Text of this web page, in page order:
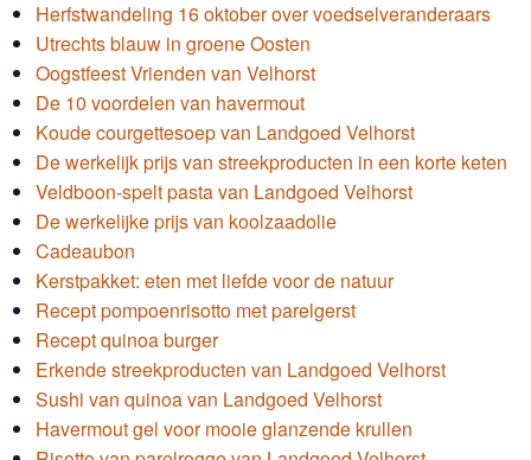
Herfstwandeling 16 oktober over voedselveranderaars
Utrechts blauw in groene Oosten
Oogstfeest Vrienden van Velhorst
De 10 voordelen van havermout
Koude courgettesoep van Landgoed Velhorst
De werkelijk prijs van streekproducten in een korte keten
Veldboon-spelt pasta van Landgoed Velhorst
De werkelijke prijs van koolzaadolie
Cadeaubon
Kerstpakket: eten met liefde voor de natuur
Recept pompoenrisotto met parelgerst
Recept quinoa burger
Erkende streekproducten van Landgoed Velhorst
Sushi van quinoa van Landgoed Velhorst
Havermout gel voor mooie glanzende krullen